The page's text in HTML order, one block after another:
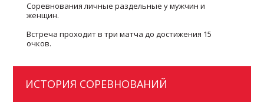
Соревнования личные раздельные у мужчин и
женщин.
Встреча проходит в три матча до достижения 15
очков.
ИСТОРИЯ СОРЕВНОВАНИЙ